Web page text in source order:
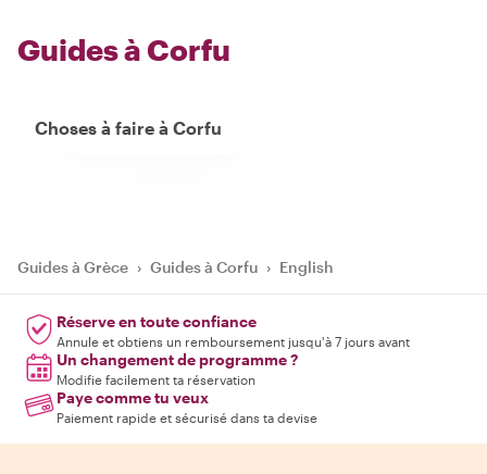
Guides à Corfu
Choses à faire à Corfu
Guides à Grèce › Guides à Corfu › English
Réserve en toute confiance
Annule et obtiens un remboursement jusqu'à 7 jours avant
Un changement de programme ?
Modifie facilement ta réservation
Paye comme tu veux
Paiement rapide et sécurisé dans ta devise